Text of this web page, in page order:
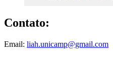
Contato:
Email: liah.unicamp@gmail.com